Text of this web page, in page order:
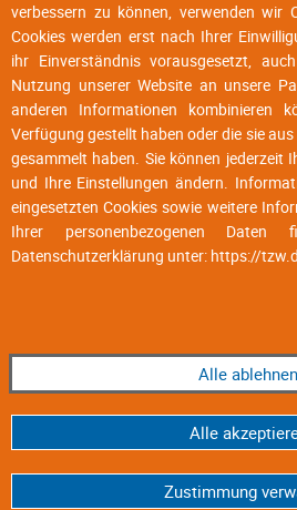
verbessern zu können, verwenden wir
Cookies werden erst nach Ihrer
ihr Einverständnis vorausgesetzt,
Nutzung unserer Website an unsere
anderen Informationen kombinieren
Verfügung gestellt haben oder die sie
gesammelt haben. Sie können jederzeit
und Ihre Einstellungen ändern.
eingesetzten Cookies sowie weitere
Ihrer personenbezogenen
Datenschutzerklärung unter: https://
Alle ablehnen
Alle
Zustimmung